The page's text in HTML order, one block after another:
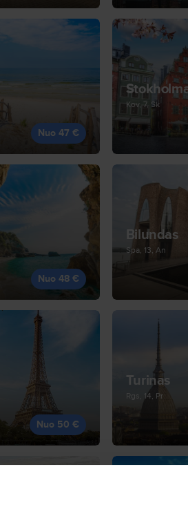
Nuo 47 €
Kov, 7, Sk
Nuo 48 €
Bilundas
Spa, 13, An
Nuo 50 €
Turinas
Rgs, 14, Pr